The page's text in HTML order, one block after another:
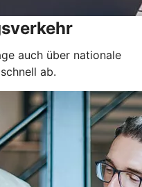
auch über nationale
ab.